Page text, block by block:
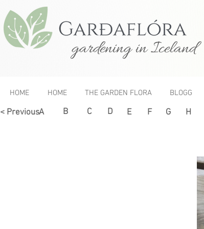
gardening in Iceland
HOME HOME THE GARDEN FLORA BLOGG
< PreviousA B C D E F G H